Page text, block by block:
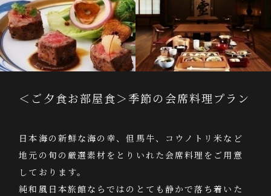
＜ご夕食お部屋食＞季節の会席料理プラン
日本海の新鮮な海の幸、但馬牛、コウノトリ米など
地元の旬の厳選素材をとりいれた会席料理をご用意
しております。
純和風日本旅館ならではのとても静かで落ち着いた